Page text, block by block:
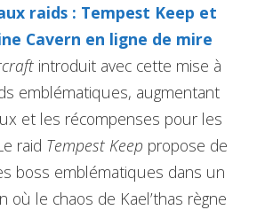
raids : Tempest Keep et
Cavern en ligne de mire
introduit avec cette mise à
emblématiques, augmentant
et les récompenses pour les
raid Tempest Keep propose de
boss emblématiques dans un
où le chaos de Kael’thas règne